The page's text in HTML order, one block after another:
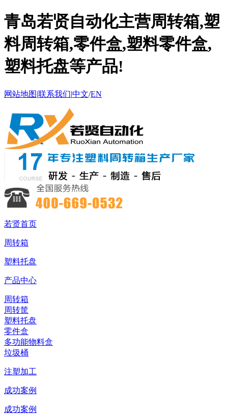
青岛若贤自动化主营周转箱,塑
料周转箱,零件盒,塑料零件盒,
塑料托盘等产品!
网站地图|联系我们|中文/EN
若贤首页
周转箱
塑料托盘
产品中心
周转箱
周转筐
塑料托盘
零件盒
多功能物料盒
垃圾桶
注塑加工
成功案例
成功案例